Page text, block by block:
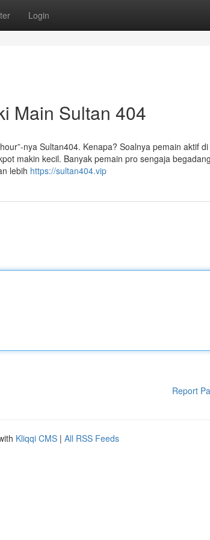
Login
Main Sultan 404
nya Sultan404. Kenapa? Soalnya pemain aktif di
makin kecil. Banyak pemain pro sengaja begadang
lebih https://sultan404.vip
Report
Kliqqi CMS | All RSS Feeds